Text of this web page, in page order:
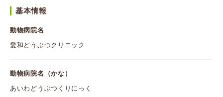
基本情報
動物病院名
愛和どうぶつクリニック
動物病院名（かな）
あいわどうぶつくりにっく